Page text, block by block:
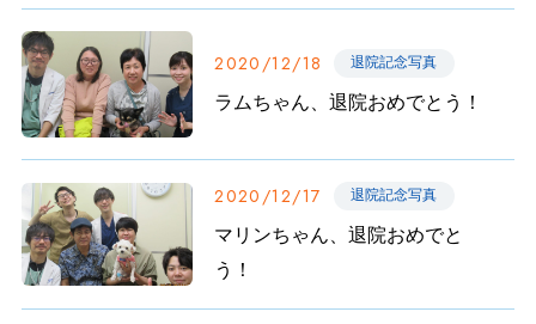
2020/12/18 退院記念写真
ラムちゃん、退院おめでとう！
2020/12/17 退院記念写真
マリンちゃん、退院おめでと
う！